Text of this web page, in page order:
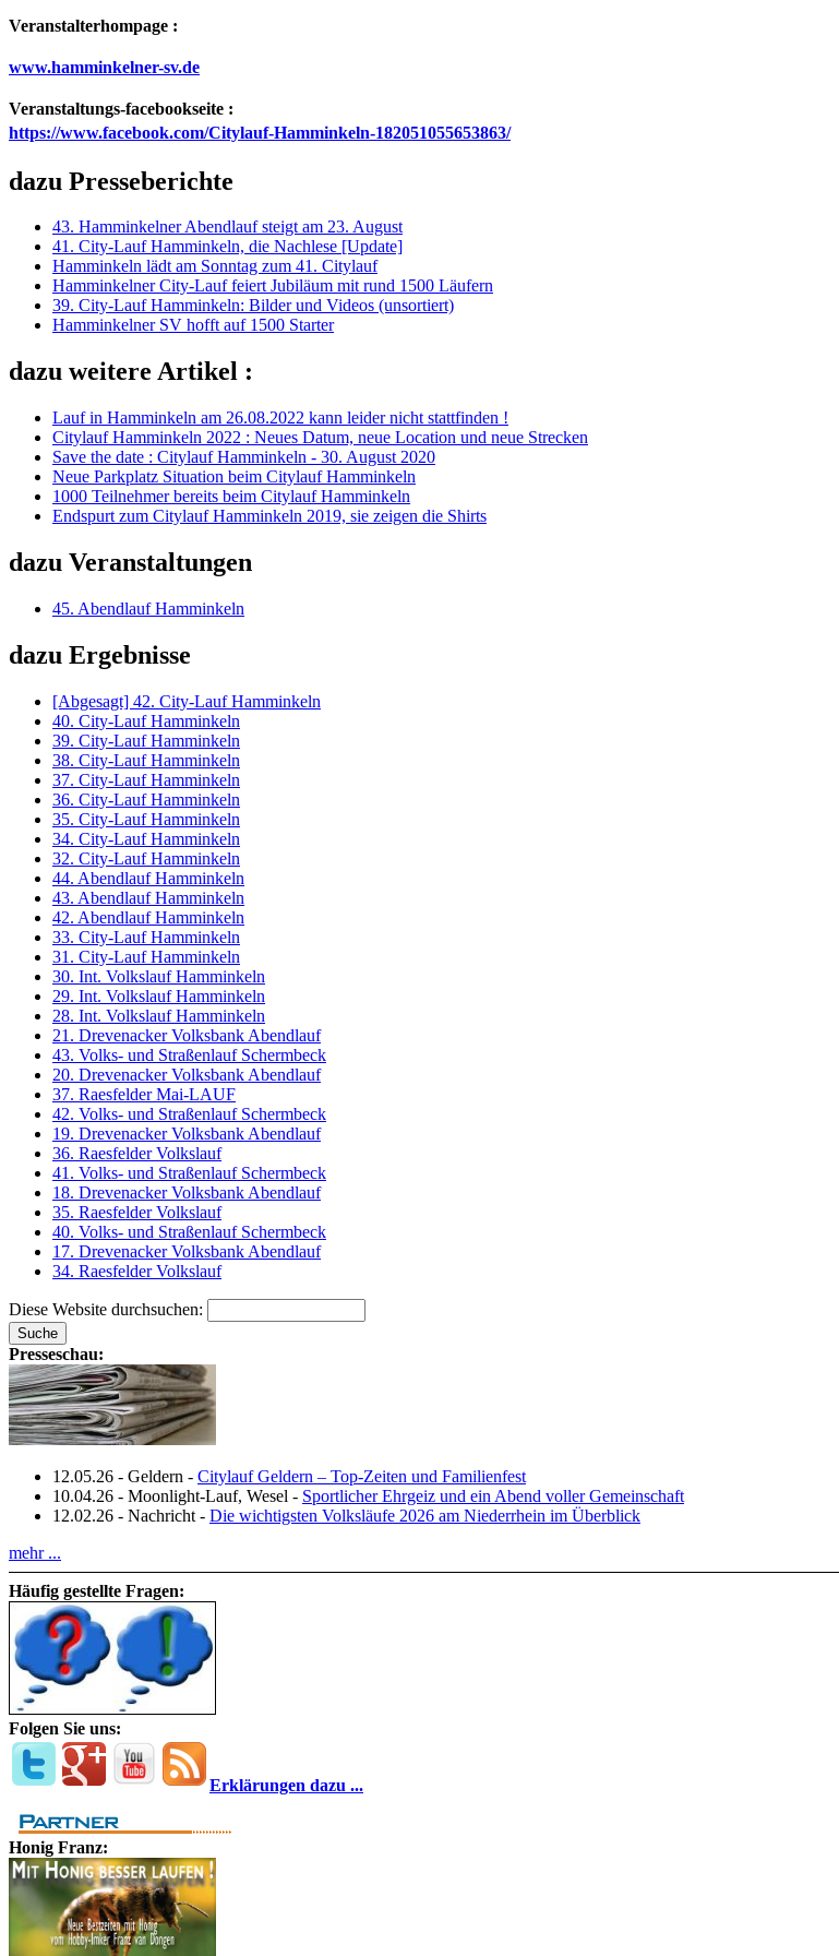
Veranstalterhompage :
www.hamminkelner-sv.de
Veranstaltungs-facebookseite :
https://www.facebook.com/Citylauf-Hamminkeln-182051055653863/
dazu Presseberichte
43. Hamminkelner Abendlauf steigt am 23. August
41. City-Lauf Hamminkeln, die Nachlese [Update]
Hamminkeln lädt am Sonntag zum 41. Citylauf
Hamminkelner City-Lauf feiert Jubiläum mit rund 1500 Läufern
39. City-Lauf Hamminkeln: Bilder und Videos (unsortiert)
Hamminkelner SV hofft auf 1500 Starter
dazu weitere Artikel :
Lauf in Hamminkeln am 26.08.2022 kann leider nicht stattfinden !
Citylauf Hamminkeln 2022 : Neues Datum, neue Location und neue Strecken
Save the date : Citylauf Hamminkeln - 30. August 2020
Neue Parkplatz Situation beim Citylauf Hamminkeln
1000 Teilnehmer bereits beim Citylauf Hamminkeln
Endspurt zum Citylauf Hamminkeln 2019, sie zeigen die Shirts
dazu Veranstaltungen
45. Abendlauf Hamminkeln
dazu Ergebnisse
[Abgesagt] 42. City-Lauf Hamminkeln
40. City-Lauf Hamminkeln
39. City-Lauf Hamminkeln
38. City-Lauf Hamminkeln
37. City-Lauf Hamminkeln
36. City-Lauf Hamminkeln
35. City-Lauf Hamminkeln
34. City-Lauf Hamminkeln
32. City-Lauf Hamminkeln
44. Abendlauf Hamminkeln
43. Abendlauf Hamminkeln
42. Abendlauf Hamminkeln
33. City-Lauf Hamminkeln
31. City-Lauf Hamminkeln
30. Int. Volkslauf Hamminkeln
29. Int. Volkslauf Hamminkeln
28. Int. Volkslauf Hamminkeln
21. Drevenacker Volksbank Abendlauf
43. Volks- und Straßenlauf Schermbeck
20. Drevenacker Volksbank Abendlauf
37. Raesfelder Mai-LAUF
42. Volks- und Straßenlauf Schermbeck
19. Drevenacker Volksbank Abendlauf
36. Raesfelder Volkslauf
41. Volks- und Straßenlauf Schermbeck
18. Drevenacker Volksbank Abendlauf
35. Raesfelder Volkslauf
40. Volks- und Straßenlauf Schermbeck
17. Drevenacker Volksbank Abendlauf
34. Raesfelder Volkslauf
Diese Website durchsuchen:
Presseschau:
12.05.26 - Geldern - Citylauf Geldern – Top‑Zeiten und Familienfest
10.04.26 - Moonlight-Lauf, Wesel - Sportlicher Ehrgeiz und ein Abend voller Gemeinschaft
12.02.26 - Nachricht - Die wichtigsten Volksläufe 2026 am Niederrhein im Überblick
mehr ...
Häufig gestellte Fragen:
Folgen Sie uns:
Erklärungen dazu ...
Honig Franz: